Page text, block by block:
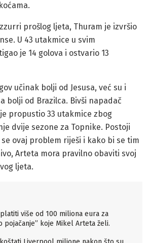
prošlog ljeta, Thuram je izvršio
U 43 utakmice u svim
je 14 golova i ostvario 13
učinak bolji od Jesusa, već su i
bolji od Brazilca. Bivši napadač
propustio 33 utakmice zbog
dvije sezone za Topnike. Postoji
ovaj problem riješi i kako bi se tim
Arteta mora pravilno obaviti svoj
ljeta.
više od 100 miliona eura za
pojačanje” koje Mikel Arteta želi.